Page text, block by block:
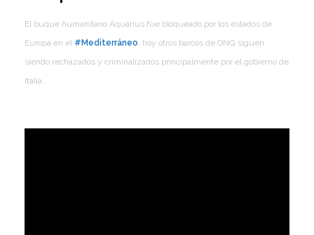
El buque humanitario Aquarius fue bloqueado por los estados de
Europa en el #Mediterráneo, hoy otros barcos de ONG siguen
siendo rechazados y criminalizados principalmente por el gobierno de
Italia..